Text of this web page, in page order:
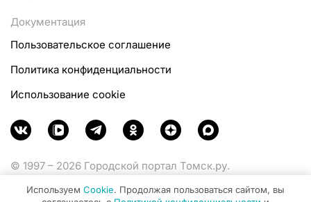
Документация
Пользовательское соглашение
Политика конфиденциальности
Использование cookie
© 1997 – 2026 Городской портал Томск.ру.
Министерства цифрового развития, связи и массовых
Используем Cookie. Продолжая пользоваться сайтом, вы